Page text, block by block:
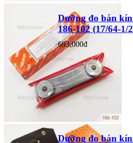
Dưỡng đo bán
186-102 (17/64-1/
693,000đ
Dưỡng đo bán